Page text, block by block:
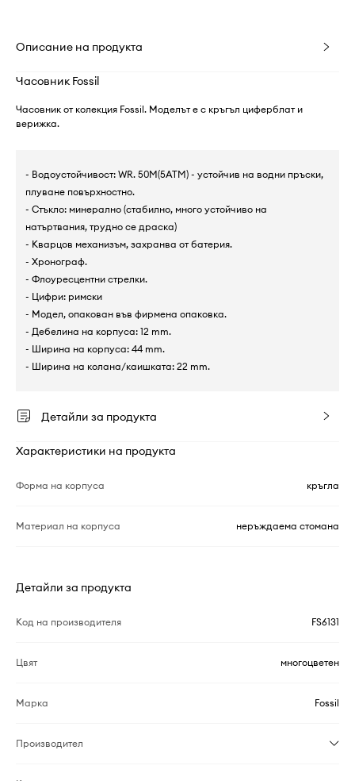
Описание на продукта
Часовник Fossil
Часовник от колекция Fossil. Моделът е с кръгъл циферблат и
верижка.
- Водоустойчивост: WR. 50M(5ATM) - устойчив на водни пръски,
плуване повърхностно.
- Стъкло: минерално (стабилно, много устойчиво на
натъртвания, трудно се драска)
- Кварцов механизъм, захранва от батерия.
- Хронограф.
- Флоуресцентни стрелки.
- Цифри: римски
- Модел, опакован във фирмена опаковка.
- Дебелина на корпуса: 12 mm.
- Ширина на корпуса: 44 mm.
- Ширина на колана/каишката: 22 mm.
Детайли за продукта
Характеристики на продукта
Форма на корпуса кръгла
Материал на корпуса неръждаема стомана
Детайли за продукта
Код на производителя FS6131
Цвят многоцветен
Марка Fossil
Производител